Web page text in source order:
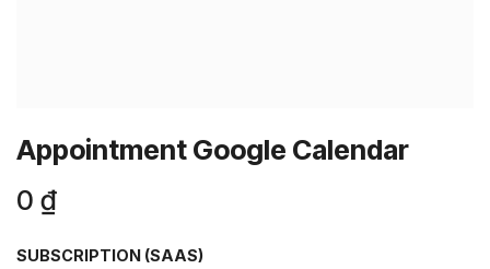
Appointment Google Calendar
0 ₫
SUBSCRIPTION (SAAS)